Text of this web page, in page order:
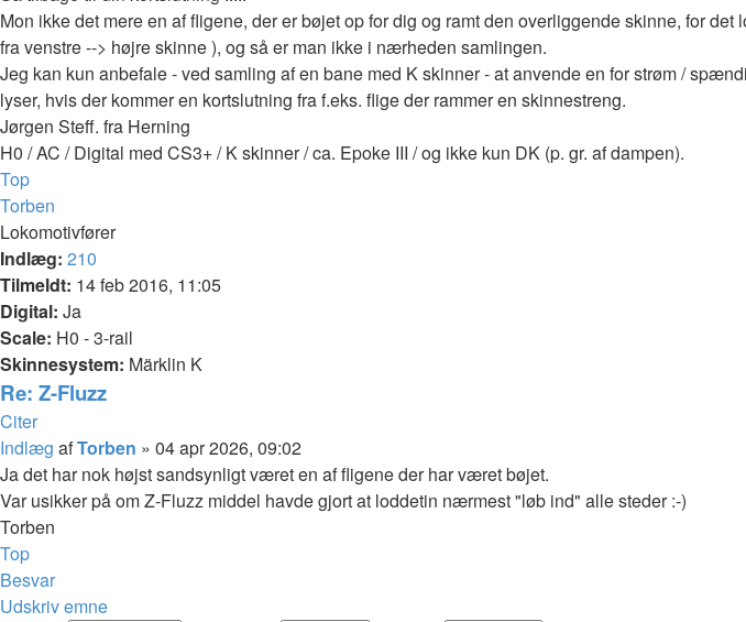
Mon ikke det mere en af fligene, der er bøjet op for dig og ramt den overliggende skinne, for
fra venstre --> højre skinne ), og så er man ikke i nærheden samlingen.
Jeg kan kun anbefale - ved samling af en bane med K skinner - at anvende en for strøm /
lyser, hvis der kommer en kortslutning fra f.eks. flige der rammer en skinnestreng.
Jørgen Steff. fra Herning
H0 / AC / Digital med CS3+ / K skinner / ca. Epoke III / og ikke kun DK (p. gr. af dampen).
Top
Torben
Lokomotivfører
Indlæg: 210
Tilmeldt: 14 feb 2016, 11:05
Digital: Ja
Scale: H0 - 3-rail
Skinnesystem: Märklin K
Re: Z-Fluzz
Citer
Indlæg afTorben » 04 apr 2026, 09:02
Ja det har nok højst sandsynligt været en af fligene der har været bøjet.
Var usikker på om Z-Fluzz middel havde gjort at loddetin nærmest "løb ind" alle steder :-)
Torben
Top
Besvar
Udskriv emne